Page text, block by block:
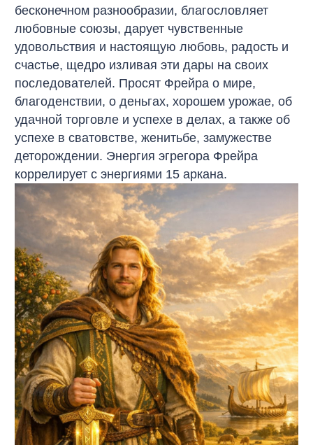
бесконечном разнообразии, благословляет
любовные союзы, дарует чувственные
удовольствия и настоящую любовь, радость и
счастье, щедро изливая эти дары на своих
последователей. Просят Фрейра о мире,
благоденствии, о деньгах, хорошем урожае, об
удачной торговле и успехе в делах, а также об
успехе в сватовстве, женитьбе, замужестве
деторождении. Энергия эгрегора Фрейра
коррелирует с энергиями 15 аркана.